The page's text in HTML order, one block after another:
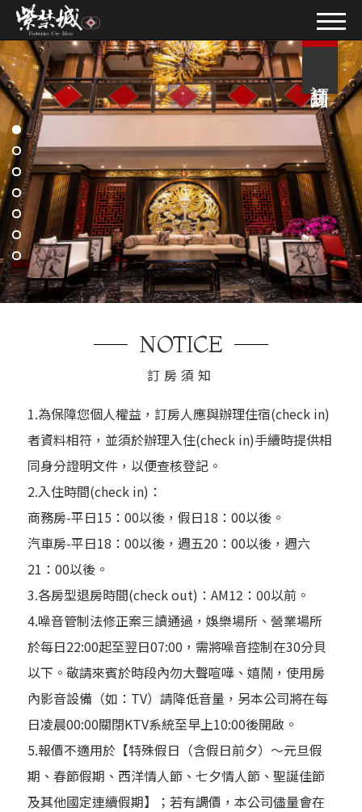
NOTICE
訂房須知
1.為保障您個人權益，訂房人應與辦理住宿(check in)
者資料相符，並須於辦理入住(check in)手續時提供相
同身分證明文件，以便查核登記。
2.入住時間(check in)：
商務房-平日15：00以後，假日18：00以後。
汽車房-平日18：00以後，週五20：00以後，週六
21：00以後。
3.各房型退房時間(check out)：AM12：00以前。
4.噪音管制法修正案三讀通過，娛樂場所、營業場所
於每日22:00起至翌日07:00，需將噪音控制在30分貝
以下。敬請來賓於時段內勿大聲喧嘩、嬉鬧，使用房
內影音設備（如：TV）請降低音量，另本公司將在每
日凌晨00:00關閉KTV系統至早上10:00後開啟。
5.報價不適用於【特殊假日（含假日前夕）～元旦假
期、春節假期、西洋情人節、七夕情人節、聖誕佳節
及其他國定連續假期】；若有調價，本公司儘量會在